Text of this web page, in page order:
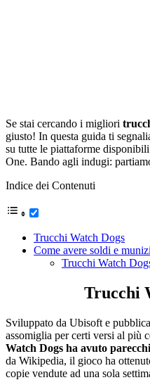
Se stai cercando i migliori
giusto! In questa guida ti
su tutte le piattaforme
One. Bando agli indugi:
Indice dei Contenuti
Trucchi Watch Dogs
Come avere soldi e
Trucchi Watch
Trucchi
Sviluppato da Ubisoft e
assomiglia per certi versi al più
Watch Dogs ha avuto
da Wikipedia, il gioco ha
copie vendute ad una sola